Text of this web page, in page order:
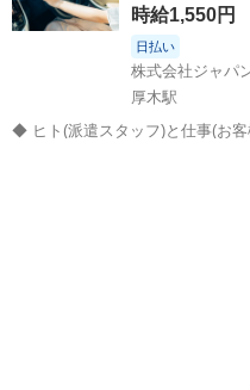
時給1,550円
日払い
厚木駅
◆ ヒト(派遣スタッフ)と仕事(お客